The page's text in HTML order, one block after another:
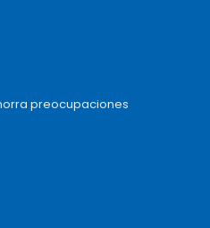
preocupaciones